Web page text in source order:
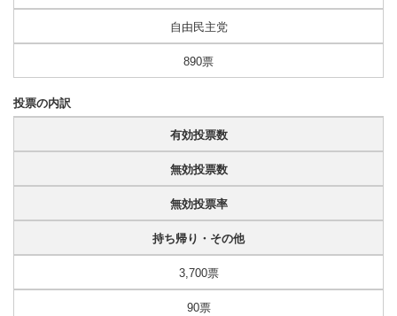
自由民主党
890票
投票の内訳
有効投票数
無効投票数
無効投票率
持ち帰り・その他
3,700票
90票